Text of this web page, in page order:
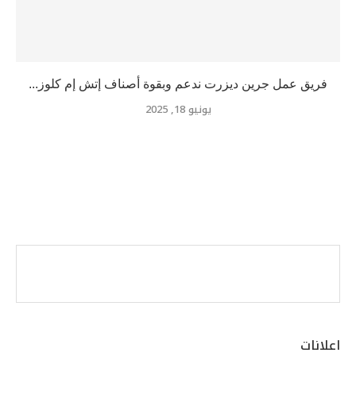
فريق عمل جرين ديزرت ندعم وبقوة أصناف إتش إم كلوز...
يونيو 18, 2025
اعلانات